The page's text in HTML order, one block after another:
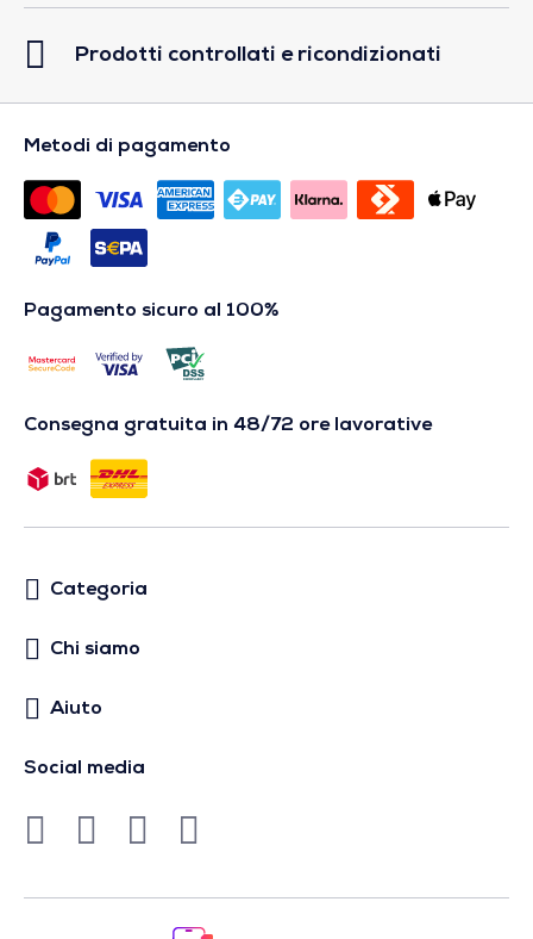
Prodotti controllati e ricondizionati
Metodi di pagamento
Pagamento sicuro al 100%
Consegna gratuita in 48/72 ore lavorative
Categoria
Chi siamo
Aiuto
Social media